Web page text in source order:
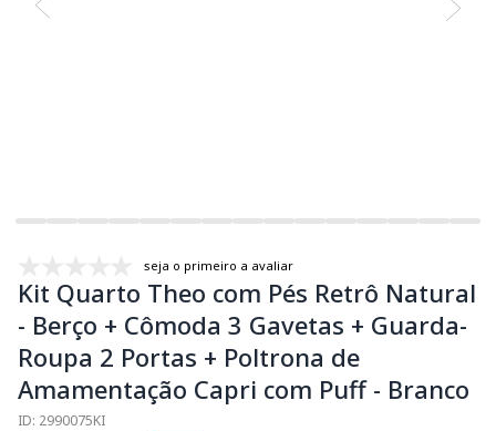
seja o primeiro a avaliar
Kit Quarto Theo com Pés Retrô Natural
- Berço + Cômoda 3 Gavetas + Guarda-
Roupa 2 Portas + Poltrona de
Amamentação Capri com Puff - Branco
ID: 2990075KI